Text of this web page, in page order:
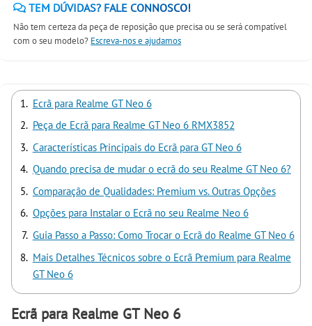
TEM DÚVIDAS? FALE CONNOSCO!
Não tem certeza da peça de reposição que precisa ou se será compatível
com o seu modelo? Escreva-nos e ajudamos
Ecrã para Realme GT Neo 6
Peça de Ecrã para Realme GT Neo 6 RMX3852
Características Principais do Ecrã para GT Neo 6
Quando precisa de mudar o ecrã do seu Realme GT Neo 6?
Comparação de Qualidades: Premium vs. Outras Opções
Opções para Instalar o Ecrã no seu Realme Neo 6
Guia Passo a Passo: Como Trocar o Ecrã do Realme GT Neo 6
Mais Detalhes Técnicos sobre o Ecrã Premium para Realme
GT Neo 6
Ecrã para Realme GT Neo 6